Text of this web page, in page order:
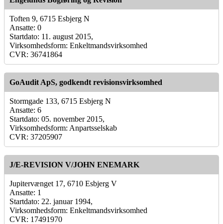
Toften 9, 6715 Esbjerg N
Ansatte: 0
Startdato: 11. august 2015,
Virksomhedsform: Enkeltmandsvirksomhed
CVR: 36741864
GoAudit ApS, godkendt revisionsvirksomhed
Stormgade 133, 6715 Esbjerg N
Ansatte: 6
Startdato: 05. november 2015,
Virksomhedsform: Anpartsselskab
CVR: 37205907
J/E-REVISION V/JOHN ENEMARK
Jupitervænget 17, 6710 Esbjerg V
Ansatte: 1
Startdato: 22. januar 1994,
Virksomhedsform: Enkeltmandsvirksomhed
CVR: 17491970